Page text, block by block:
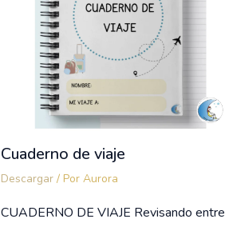
Cuaderno de viaje
Descargar / PorAurora
CUADERNO DE VIAJE Revisando entre